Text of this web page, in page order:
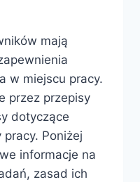
mają
w miejscu pracy.
przez przepisy
dotyczące
Poniżej
informacje na
zasad ich